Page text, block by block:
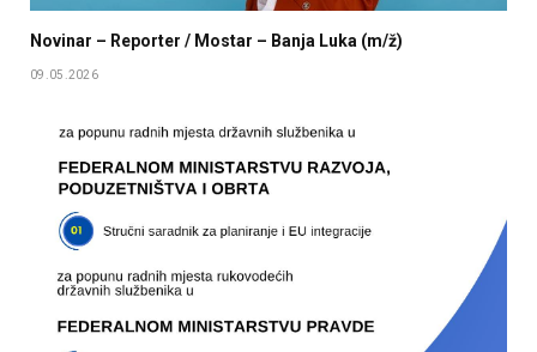
Novinar – Reporter / Mostar – Banja Luka (m/ž)
09.05.2026